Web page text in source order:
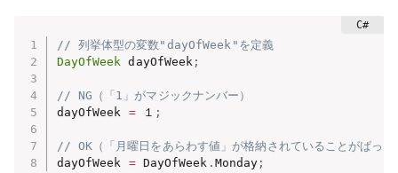
// 列挙体型の変数"dayOfWeek"を定義
DayOfWeek dayOfWeek ;
// NG（「1」がマジックナンバー）
dayOfWeek = １ ;
// OK（「月曜日をあらわす値」が格納されていることがぱっと
dayOfWeek = DayOfWeek . Monday ;